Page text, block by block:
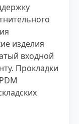
изделия
входной
Прокладки